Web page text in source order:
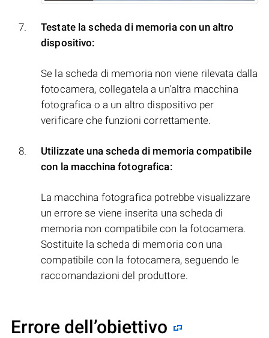
Testate la scheda di memoria con un altro
dispositivo:
Se la scheda di memoria non viene rilevata dalla
fotocamera, collegatela a un'altra macchina
fotografica o a un altro dispositivo per
verificare che funzioni correttamente.
Utilizzate una scheda di memoria compatibile
con la macchina fotografica:
La macchina fotografica potrebbe visualizzare
un errore se viene inserita una scheda di
memoria non compatibile con la fotocamera.
Sostituite la scheda di memoria con una
compatibile con la fotocamera, seguendo le
raccomandazioni del produttore.
Errore dell’obiettivo